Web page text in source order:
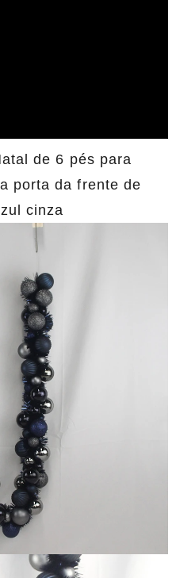
de 6 pés para
porta da frente de
cinza